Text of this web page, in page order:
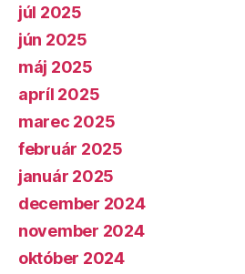
júl 2025
jún 2025
máj 2025
apríl 2025
marec 2025
február 2025
január 2025
december 2024
november 2024
október 2024